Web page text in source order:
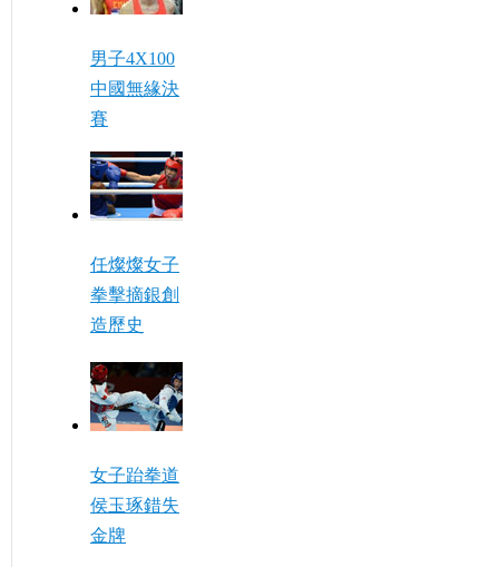
男子4X100
中國無緣決
賽
任燦燦女子
拳擊摘銀創
造歷史
女子跆拳道
侯玉琢錯失
金牌